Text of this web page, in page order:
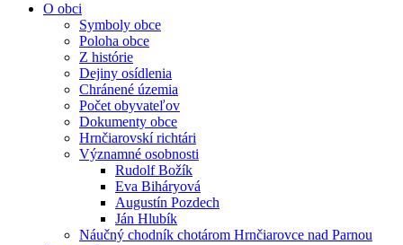
O obci
Symboly obce
Poloha obce
Z histórie
Dejiny osídlenia
Chránené územia
Počet obyvateľov
Dokumenty obce
Hrnčiarovskí richtári
Významné osobnosti
Rudolf Božík
Eva Biháryová
Augustín Pozdech
Ján Hlubík
Náučný chodník chotárom Hrnčiarovce nad Parnou